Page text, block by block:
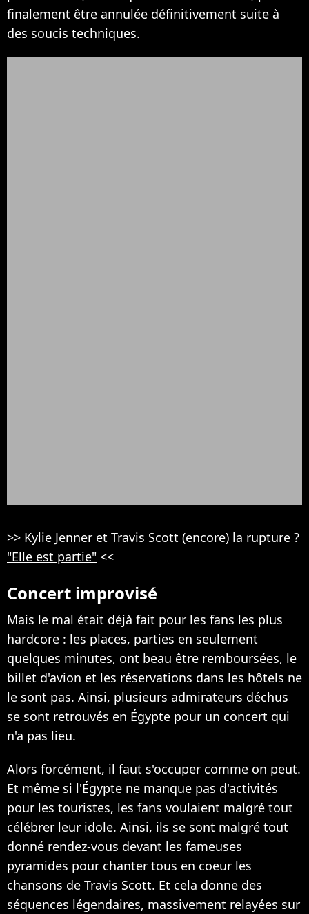
finalement être annulée définitivement suite à
des soucis techniques.
>> Kylie Jenner et Travis Scott (encore) la rupture ?
"Elle est partie" <<
Concert improvisé
Mais le mal était déjà fait pour les fans les plus
hardcore : les places, parties en seulement
quelques minutes, ont beau être remboursées, le
billet d'avion et les réservations dans les hôtels ne
le sont pas. Ainsi, plusieurs admirateurs déchus
se sont retrouvés en Égypte pour un concert qui
n'a pas lieu.
Alors forcément, il faut s'occuper comme on peut.
Et même si l'Égypte ne manque pas d'activités
pour les touristes, les fans voulaient malgré tout
célébrer leur idole. Ainsi, ils se sont malgré tout
donné rendez-vous devant les fameuses
pyramides pour chanter tous en coeur les
chansons de Travis Scott. Et cela donne des
séquences légendaires, massivement relayées sur